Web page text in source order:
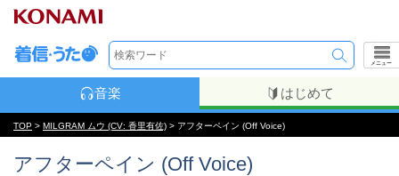
メニュー
音楽 はじめて
TOP > MILGRAM ムウ (CV: 香里有佐) > アフターペイン (Off Voice)
アフターペイン (Off Voice)